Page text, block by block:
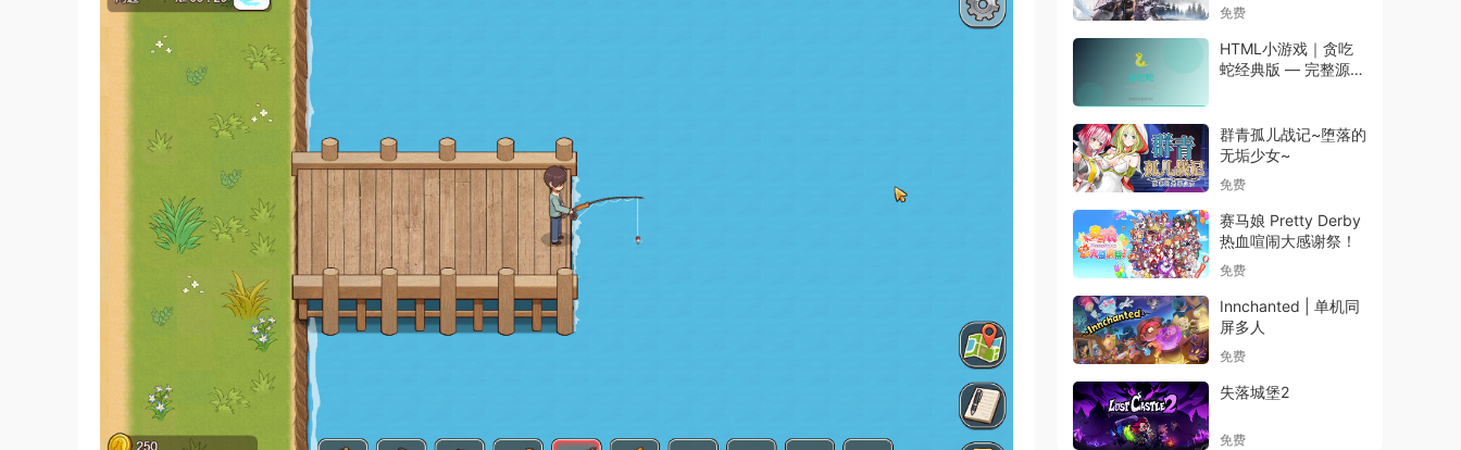
免费
HTML小游戏｜贪吃
蛇经典版 — 完整源码
群青孤儿战记~堕落的
无垢少女~
免费
赛马娘 Pretty Derby
热血喧闹大感谢祭！
免费
Innchanted | 单机同
屏多人
免费
失落城堡2
免费